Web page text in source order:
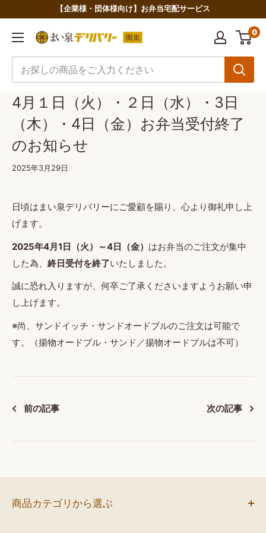
テ
ン
ス
ッ
す
【企業様・団体様向け】お弁当宅配サービス
ま
い
泉
リ
バ
ー
関
0
4月１日（火）・２日（水）・3日
（木）・4日（金）お弁当受付終了
のお知らせ
2025年3月29日
日頃はまい泉デリバリーにご愛顧を賜り、心より御礼申し上
げます。
2025年4月1日（火）～4日（金） はお弁当のご注文が集中
した為、 終日受付を終了いたしました。
誠に恐れ入りますが、何卒ご了承くださいますようお願い申
し上げます。
※尚、サンドイッチ・サンドオードブルのご注文は可能で
す。（揚物オードブル・サンド／揚物オードブルは不可）
前の記事 次の記事
商品カテゴリから選ぶ